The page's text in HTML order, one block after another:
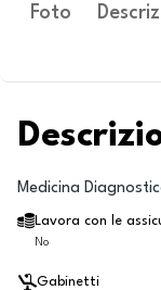
Foto
Medicina
Lavora con le
No
Gabinetti